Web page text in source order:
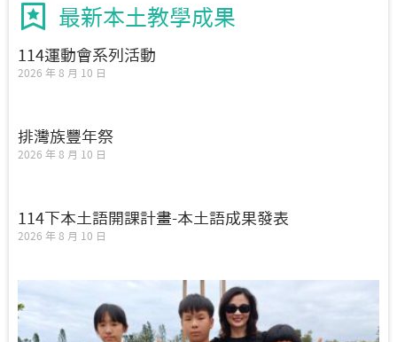
最新本土教學成果
114運動會系列活動
2026 年 8 月 10 日
排灣族豐年祭
2026 年 8 月 10 日
114下本土語開課計畫-本土語成果發表
2026 年 8 月 10 日